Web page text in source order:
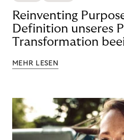
Reinventing
Definition unseres
Transformation
MEHR LESEN